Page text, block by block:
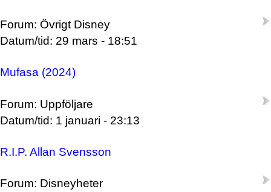
Forum: Övrigt Disney
Datum/tid: 29 mars - 18:51
Mufasa (2024)
Forum: Uppföljare
Datum/tid: 1 januari - 23:13
R.I.P. Allan Svensson
Forum: Disneyheter